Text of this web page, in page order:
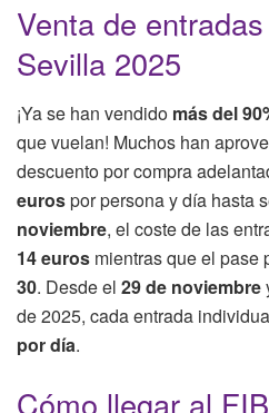
Venta de
Sevilla 2025
¡Ya se han vendido más del
que vuelan! Muchos han
descuento por compra
eurospor persona y día hasta
noviembre, el coste de las
14 euros mientras que el pase
30. Desde el 29 de noviembre
de 2025, cada entrada
por día.
Cómo llegar al